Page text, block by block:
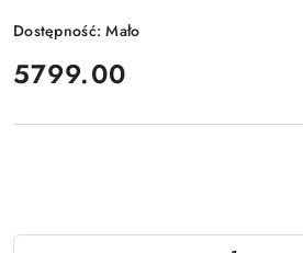
Dostępność:Mało
cena:
5799.00